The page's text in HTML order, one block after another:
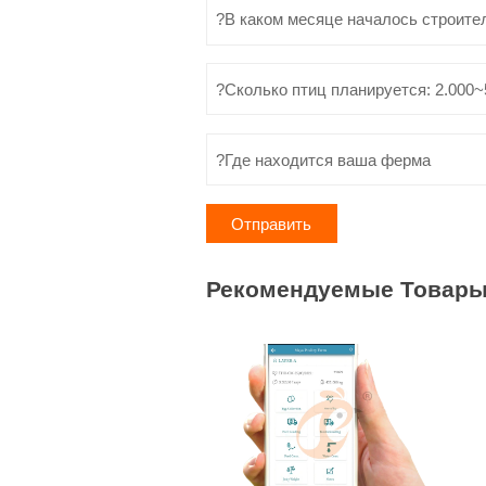
Отправить
Рекомендуемые